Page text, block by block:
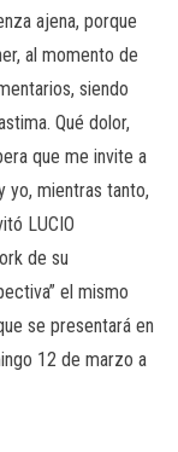
ajena, porque
al momento de
siendo
Qué dolor,
que me invite a
yo, mientras tanto,
LUCIO
de su
el mismo
se presentará en
12 de marzo a